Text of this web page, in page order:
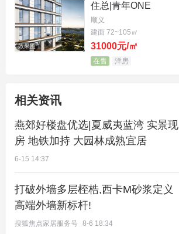
效果图
住总|青年ONE
顺义
建面 72~105㎡
31000元/㎡
在售 洋房
相关资讯
燕郊好楼盘优选|夏威夷蓝湾 实景现
房 地铁加持 大园林成熟宜居
6-15 14:37
打破外墙多层桎梏,西卡M砂浆定义
高端外墙新标杆!
搜狐焦点家居服务号 8-6 18:34